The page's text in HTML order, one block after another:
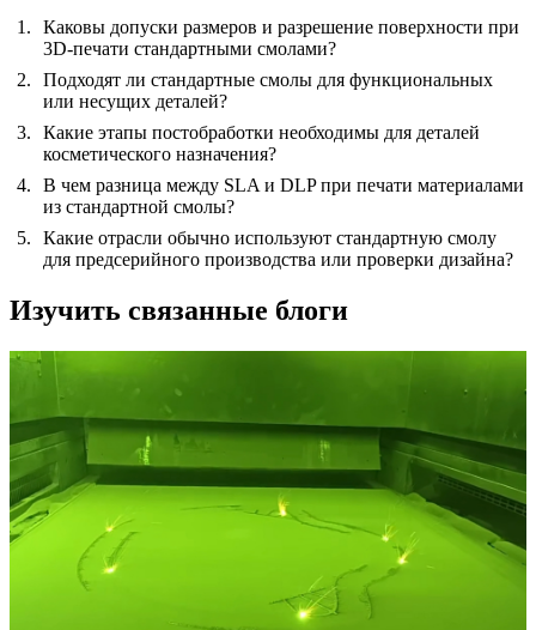
Каковы допуски размеров и разрешение поверхности при
3D-печати стандартными смолами?
Подходят ли стандартные смолы для функциональных
или несущих деталей?
Какие этапы постобработки необходимы для деталей
косметического назначения?
В чем разница между SLA и DLP при печати материалами
из стандартной смолы?
Какие отрасли обычно используют стандартную смолу
для предсерийного производства или проверки дизайна?
Изучить связанные блоги